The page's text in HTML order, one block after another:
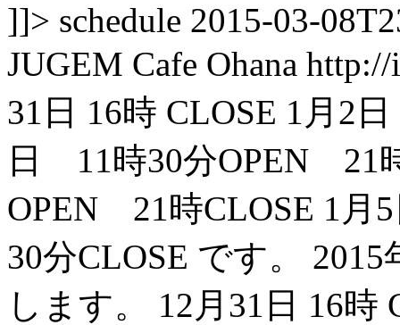
]]> schedule 2015-03-
JUGEM Cafe Ohana http://
31日 16時 CLOSE 1月2
日 11時30分OPEN 21
OPEN 21時CLOSE 1
30分CLOSE です。
します。 12月31日 16時